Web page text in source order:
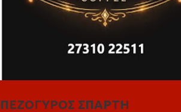
ΠΕΖΟΓΥΡΟΣ ΣΠΑΡΤΗ